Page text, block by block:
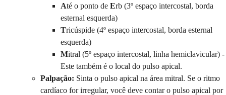
Até o ponto de Erb (3º espaço intercostal, borda
esternal esquerda)
Tricúspide (4º espaço intercostal, borda esternal
esquerda)
Mitral (5º espaço intercostal, linha hemiclavicular) -
Este também é o local do pulso apical.
Palpação: Sinta o pulso apical na área mitral. Se o ritmo
cardíaco for irregular, você deve contar o pulso apical por